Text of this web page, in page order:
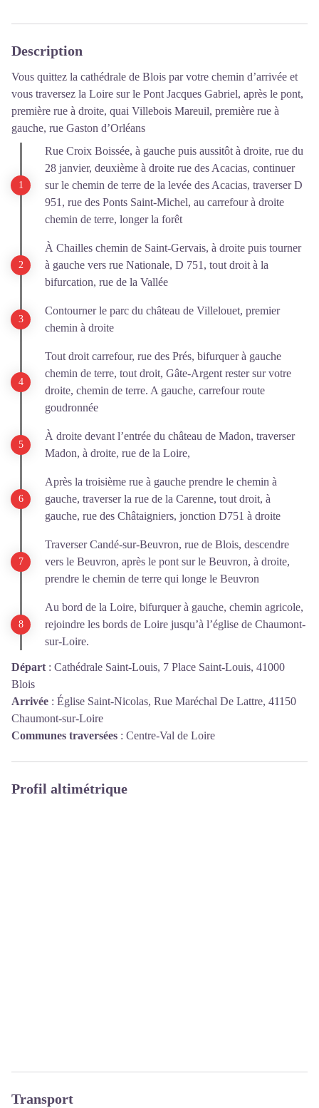
Description
Vous quittez la cathédrale de Blois par votre chemin d’arrivée et
vous traversez la Loire sur le Pont Jacques Gabriel, après le pont,
première rue à droite, quai Villebois Mareuil, première rue à
gauche, rue Gaston d’Orléans
Rue Croix Boissée, à gauche puis aussitôt à droite, rue du
28 janvier, deuxième à droite rue des Acacias, continuer
sur le chemin de terre de la levée des Acacias, traverser D
951, rue des Ponts Saint-Michel, au carrefour à droite
chemin de terre, longer la forêt
À Chailles chemin de Saint-Gervais, à droite puis tourner
à gauche vers rue Nationale, D 751, tout droit à la
bifurcation, rue de la Vallée
Contourner le parc du château de Villelouet, premier
chemin à droite
Tout droit carrefour, rue des Prés, bifurquer à gauche
chemin de terre, tout droit, Gâte-Argent rester sur votre
droite, chemin de terre. A gauche, carrefour route
goudronnée
À droite devant l’entrée du château de Madon, traverser
Madon, à droite, rue de la Loire,
Après la troisième rue à gauche prendre le chemin à
gauche, traverser la rue de la Carenne, tout droit, à
gauche, rue des Châtaigniers, jonction D751 à droite
Traverser Candé-sur-Beuvron, rue de Blois, descendre
vers le Beuvron, après le pont sur le Beuvron, à droite,
prendre le chemin de terre qui longe le Beuvron
Au bord de la Loire, bifurquer à gauche, chemin agricole,
rejoindre les bords de Loire jusqu’à l’église de Chaumont-
sur-Loire.
Départ : Cathédrale Saint-Louis, 7 Place Saint-Louis, 41000
Blois
Arrivée : Église Saint-Nicolas, Rue Maréchal De Lattre, 41150
Chaumont-sur-Loire
Communes traversées : Centre-Val de Loire
Profil altimétrique
Transport